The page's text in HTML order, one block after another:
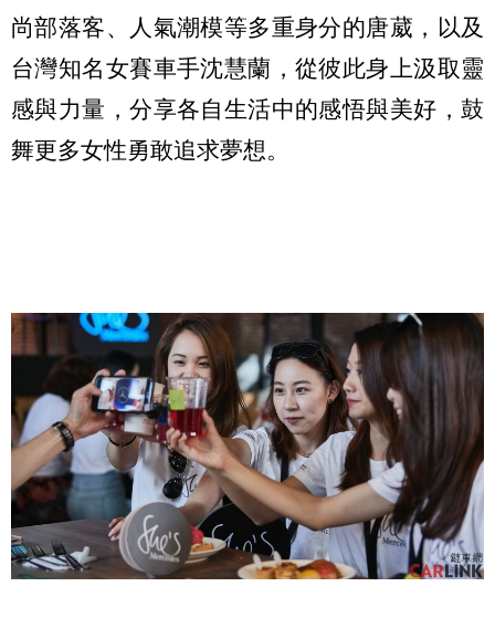
尚部落客、人氣潮模等多重身分的唐葳，以及
台灣知名女賽車手沈慧蘭，從彼此身上汲取靈
感與力量，分享各自生活中的感悟與美好，鼓
舞更多女性勇敢追求夢想。